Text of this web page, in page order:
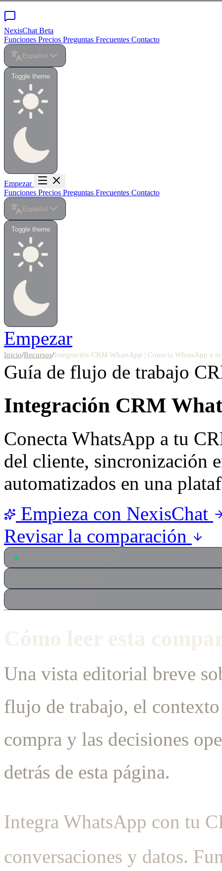
NexisChat Beta
Funciones Precios Preguntas Frecuentes Contacto
Español
Toggle theme
Empezar
Funciones Precios Preguntas Frecuentes Contacto
Español
Toggle theme
Empezar
Inicio/Recursos/Integración CRM WhatsApp | Conecta WhatsApp a
Guía de flujo de trabajo
Integración CRM
Conecta WhatsApp a tu
del cliente, sincronización
automatizados en una
Empieza con NexisChat
Revisar la comparación
Cómo leer esta
Una vista editorial breve
flujo de trabajo, el
compra y las decisiones
detrás de esta página.
Integra WhatsApp con tu
conversaciones y datos.